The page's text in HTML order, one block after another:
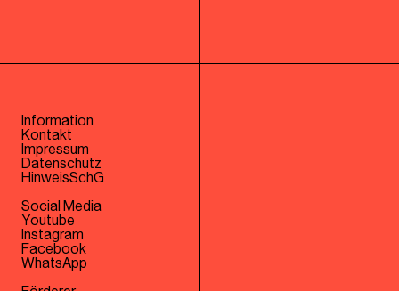
Information
Kontakt
Impressum
Datenschutz
HinweisSchG
Social Media
Youtube
Instagram
Facebook
WhatsApp